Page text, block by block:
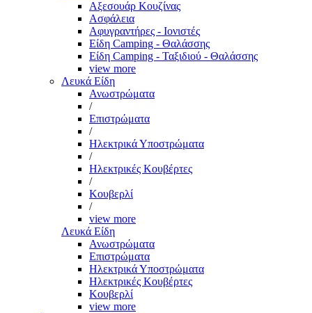
Αξεσουάρ Κουζίνας
Ασφάλεια
Αφυγραντήρες - Ιονιστές
Είδη Camping - Θαλάσσης
Είδη Camping - Ταξιδιού - Θαλάσσης
view more
Λευκά Είδη
Ανωστρώματα
/
Επιστρώματα
/
Ηλεκτρικά Υποστρώματα
/
Ηλεκτρικές Κουβέρτες
/
Κουβερλί
/
view more
Λευκά Είδη
Ανωστρώματα
Επιστρώματα
Ηλεκτρικά Υποστρώματα
Ηλεκτρικές Κουβέρτες
Κουβερλί
view more